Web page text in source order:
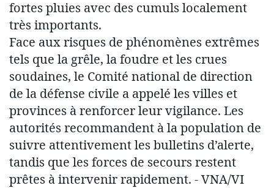
fortes pluies avec des cumuls localement
très importants.
Face aux risques de phénomènes extrêmes
tels que la grêle, la foudre et les crues
soudaines, le Comité national de direction
de la défense civile a appelé les villes et
provinces à renforcer leur vigilance. Les
autorités recommandent à la population de
suivre attentivement les bulletins d’alerte,
tandis que les forces de secours restent
prêtes à intervenir rapidement. - VNA/VI